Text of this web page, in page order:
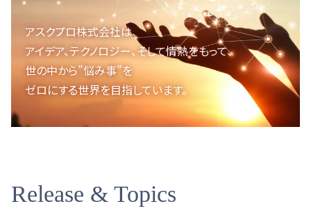
アスクプロ株式会社は、
アイデア、テクノロジー、そして情熱をもって、
世の中から”悩み事”を
ゼロにする世界を目指しています。
Release & Topics